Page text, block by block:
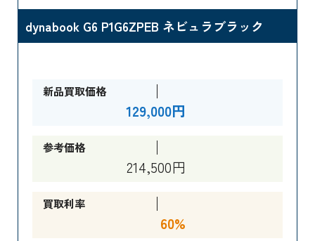
dynabook G6 P1G6ZPEB ネビュラブラック
新品買取価格
129,000円
参考価格
214,500円
買取利率
60%